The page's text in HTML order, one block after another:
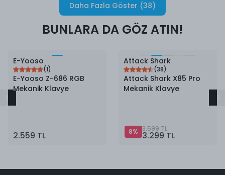
Daha Fazla Göster (38)
BUNLARA DA GÖZ ATIN!
E-Yooso
(1)
E-Yooso Z-686 RGB
Mekanik Klavye
2.559 TL
8%İndirim
Attack Shark
(38)
Attack Shark X85 Pro
Mekanik Klavye
8% 3.599 TL
3.299 TL